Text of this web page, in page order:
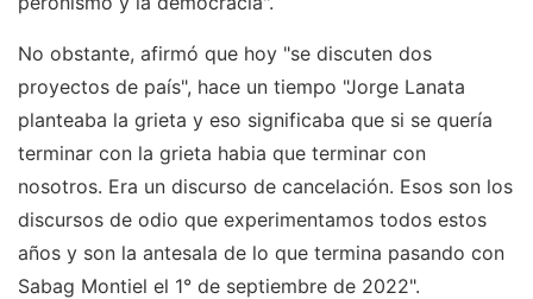
No obstante, afirmó que hoy "se discuten dos
proyectos de país", hace un tiempo "Jorge Lanata
planteaba la grieta y eso significaba que si se quería
terminar con la grieta habia que terminar con
nosotros. Era un discurso de cancelación. Esos son los
discursos de odio que experimentamos todos estos
años y son la antesala de lo que termina pasando con
Sabag Montiel el 1° de septiembre de 2022".